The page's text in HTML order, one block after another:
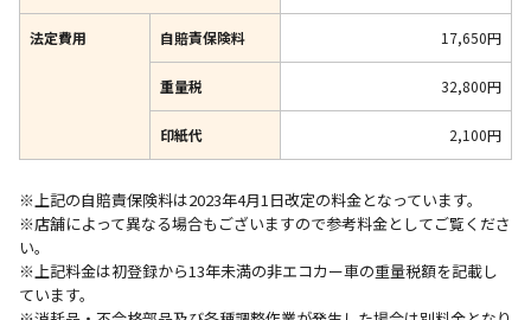
法定費用 自賠責保険料 17,650円
重量税 32,800円
印紙代 2,100円
※上記の自賠責保険料は2023年4月1日改定の料金となっています。
※店舗によって異なる場合もございますので参考料金としてご覧くださ
い。
※上記料金は初登録から13年未満の非エコカー車の重量税額を記載し
ています。